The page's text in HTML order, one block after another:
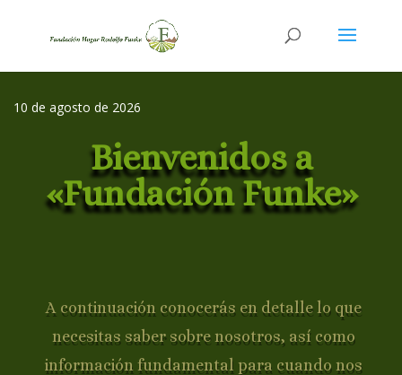
10 de agosto de 2026
Bienvenidos a
«Fundación Funke»
A continuación conocerás en detalle lo que
necesitas saber sobre nosotros, así como
información fundamental para cuando nos